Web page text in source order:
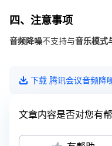
四、注意事项
音频降噪不支持与音乐模式
下载 腾讯会议音频降
文章内容是否对您有帮